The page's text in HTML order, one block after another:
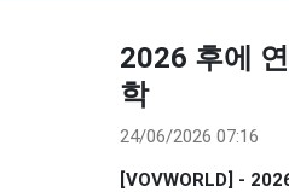
2026 후에
학
24/06/2026 07:16
[VOVWORLD] -